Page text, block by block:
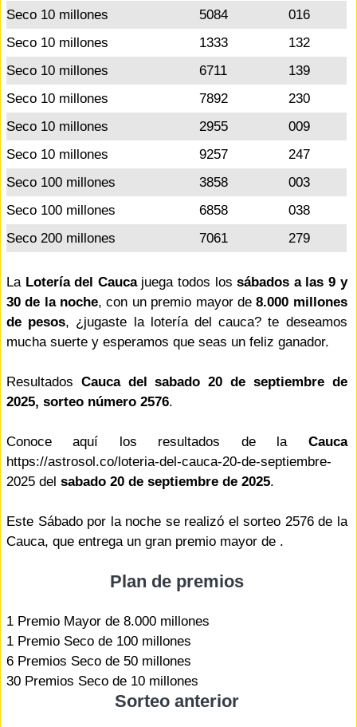
Seco 10 millones
5084
016
Seco 10 millones
1333
132
Seco 10 millones
6711
139
Seco 10 millones
7892
230
Seco 10 millones
2955
009
Seco 10 millones
9257
247
Seco 100 millones
3858
003
Seco 100 millones
6858
038
Seco 200 millones
7061 279
La Lotería del Caucajuega todos lossábados a las 9 y
30 de la noche, con un premio mayor de8.000 millones
de pesos, ¿jugaste la lotería del cauca? te deseamos
mucha suerte y esperamos que seas un feliz ganador.
Resultados Cauca del sabado 20 de septiembre de
2025, sorteo número 2576.
Conoce aquí los resultados de la Cauca
https://astrosol.co/loteria-del-cauca-20-de-septiembre-
2025 del sabado 20 de septiembre de 2025.
Este Sábado por la noche se realizó el sorteo 2576 de la
Cauca, que entrega un gran premio mayor de .
Plan de premios
1 Premio Mayor de 8.000 millones
1 Premio Seco de 100 millones
6 Premios Seco de 50 millones
30 Premios Seco de 10 millones
Sorteo anterior